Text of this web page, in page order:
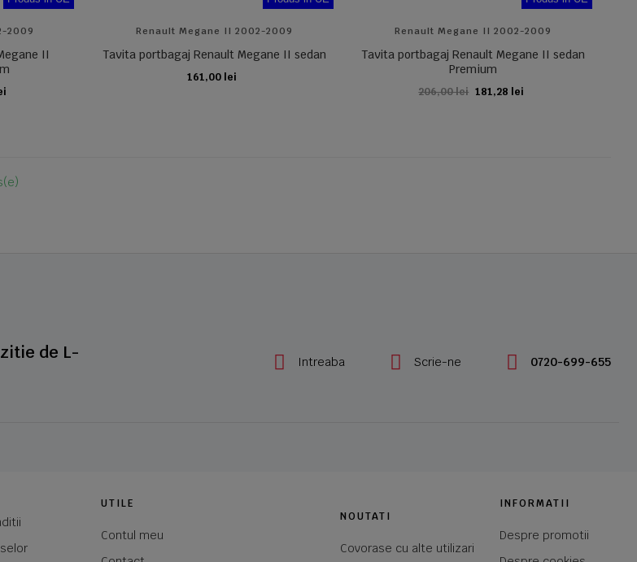
2009
II
Renault Megane II 2002-2009
Tavita portbagaj Renault Megane II sedan
161,00 lei
ADAUGA IN COS
Renault Megane II 2002-2009
Tavita portbagaj Renault Megane II sedan
Premium
206,00 lei 181,28 lei
ADAUGA IN COS
de L-
Intreaba Scrie-ne 0720-699-655
UTILE
Contul meu
NOUTATI
Covorase cu alte utilizari
INFORMATII
Despre promotii